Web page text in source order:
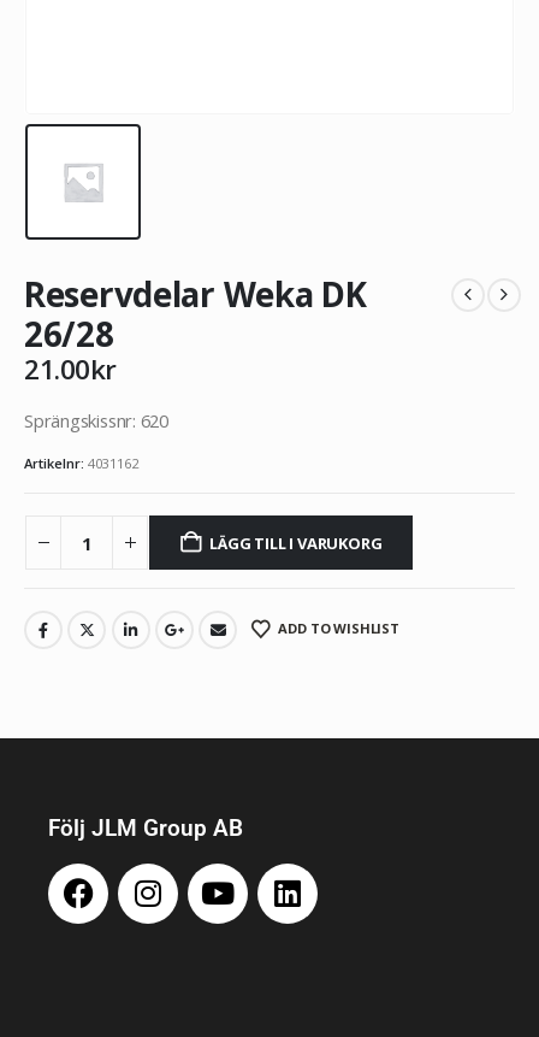
Reservdelar Weka DK
26/28
21.00kr
Sprängskissnr: 620
Artikelnr: 4031162
LÄGG TILL I VARUKORG
ADD TO WISHLIST
Följ JLM Group AB